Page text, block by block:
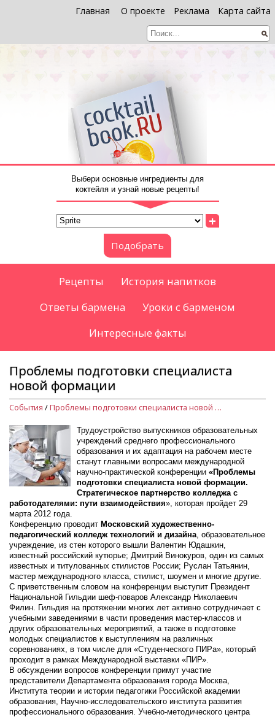
Главная О проекте Реклама Карта сайта
Выбери основные ингредиенты для
коктейля и узнай новые рецепты!
+
Подобрать
Рецепты
История напитков
Ответы бармена
Уроки с барменом
Интересные факты
Проблемы подготовки специалиста
новой формации
События / Проблемы подготовки специалиста новой формации
Трудоустройство выпускников образовательных
учреждений среднего профессионального
образования и их адаптация на рабочем месте
станут главными вопросами международной
научно-практической конференции «Проблемы
подготовки специалиста новой формации.
Стратегическое партнерство колледжа с
работодателями: пути взаимодействия», которая пройдет 29
марта 2012 года.
Конференцию проводит Московский художественно-
педагогический колледж технологий и дизайна, образовательное
учреждение, из стен которого вышли Валентин Юдашкин,
известный российский кутюрье; Дмитрий Винокуров, один из самых
известных и титулованных стилистов России; Руслан Татьянин,
мастер международного класса, стилист, шоумен и многие другие.
С приветственным словом на конференции выступит Президент
Национальной Гильдии шеф-поваров Александр Николаевич
Филин. Гильдия на протяжении многих лет активно сотрудничает с
учебными заведениями в части проведения мастер-классов и
других образовательных мероприятий, а также в подготовке
молодых специалистов к выступлениям на различных
соревнованиях, в том числе для «Студенческого ПИРа», который
проходит в рамках Международной выставки «ПИР».
В обсуждении вопросов конференции примут участие
представители Департамента образования города Москва,
Института теории и истории педагогики Российской академии
образования, Научно-исследовательского института развития
профессионального образования. Учебно-методического центра